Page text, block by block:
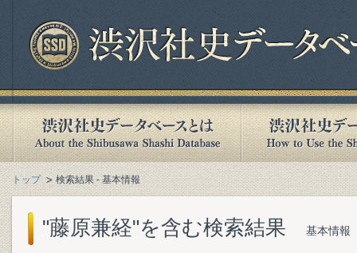
トップ 検索結果 - 基本情報
"藤原兼経"を含む検索結果 基本情報